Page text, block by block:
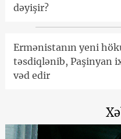
dəyişir?
Ermənistanın yeni
təsdiqlənib, Paşinyan
vəd edir